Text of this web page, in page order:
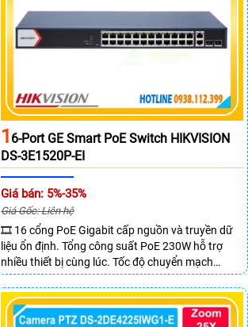
1 6-Port GE Smart PoE Switch HIKVISION
DS-3E1520P-EI
Giá bán: 5%-35%
Giá Gốc: Liên hệ
🎞 16 cổng PoE Gigabit cấp nguồn và truyền dữ
liệu ổn định. Tổng công suất PoE 230W hỗ trợ
nhiều thiết bị cùng lúc. Tốc độ chuyển mạch
68Gbps đảm bảo hiệu suất cao ổn định. Hỗ trợ
truyền PoE xa lên đến 300m cho hệ thống
camera.